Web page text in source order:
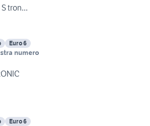
tron...
Euro 6
numero
Euro 6